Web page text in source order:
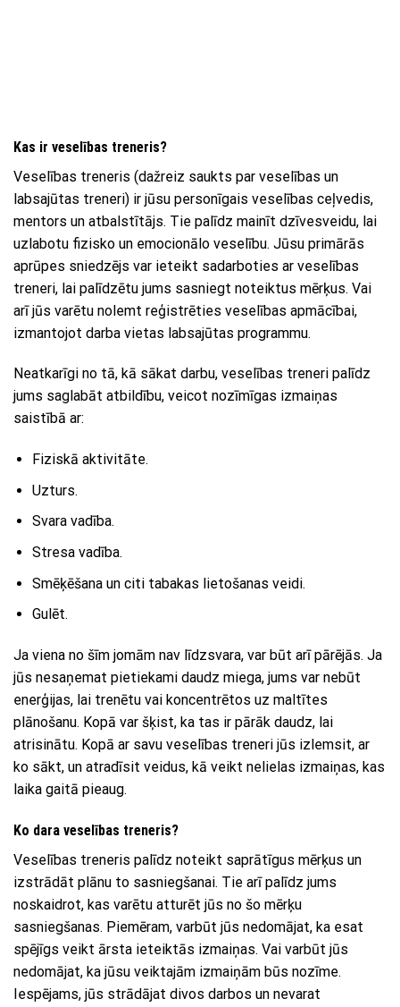
Kas ir veselības treneris?
Veselības treneris (dažreiz saukts par veselības un
labsajūtas treneri) ir jūsu personīgais veselības ceļvedis,
mentors un atbalstītājs. Tie palīdz mainīt dzīvesveidu, lai
uzlabotu fizisko un emocionālo veselību. Jūsu primārās
aprūpes sniedzējs var ieteikt sadarboties ar veselības
treneri, lai palīdzētu jums sasniegt noteiktus mērķus. Vai
arī jūs varētu nolemt reģistrēties veselības apmācībai,
izmantojot darba vietas labsajūtas programmu.
Neatkarīgi no tā, kā sākat darbu, veselības treneri palīdz
jums saglabāt atbildību, veicot nozīmīgas izmaiņas
saistībā ar:
Fiziskā aktivitāte.
Uzturs.
Svara vadība.
Stresa vadība.
Smēķēšana un citi tabakas lietošanas veidi.
Gulēt.
Ja viena no šīm jomām nav līdzsvara, var būt arī pārējās. Ja
jūs nesaņemat pietiekami daudz miega, jums var nebūt
enerģijas, lai trenētu vai koncentrētos uz maltītes
plānošanu. Kopā var šķist, ka tas ir pārāk daudz, lai
atrisinātu. Kopā ar savu veselības treneri jūs izlemsit, ar
ko sākt, un atradīsit veidus, kā veikt nelielas izmaiņas, kas
laika gaitā pieaug.
Ko dara veselības treneris?
Veselības treneris palīdz noteikt saprātīgus mērķus un
izstrādāt plānu to sasniegšanai. Tie arī palīdz jums
noskaidrot, kas varētu atturēt jūs no šo mērķu
sasniegšanas. Piemēram, varbūt jūs nedomājat, ka esat
spējīgs veikt ārsta ieteiktās izmaiņas. Vai varbūt jūs
nedomājat, ka jūsu veiktajām izmaiņām būs nozīme.
Iespējams, jūs strādājat divos darbos un nevarat